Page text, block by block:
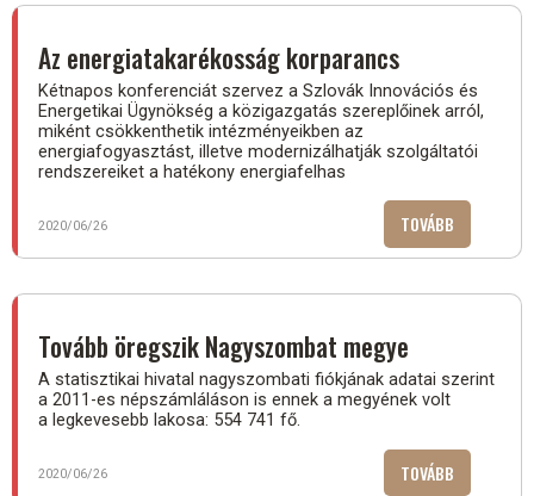
AZ
R2-
ES
Az energiatakarékosság korparancs
Kétnapos konferenciát szervez a Szlovák Innovációs és
Energetikai Ügynökség a közigazgatás szereplőinek arról,
miként csökkenthetik intézményeikben az
energiafogyasztást, illetve modernizálhatják szolgáltatói
rendszereiket a hatékony energiafelhas
2020/06/26 TOVÁBB
Tovább öregszik Nagyszombat megye
A statisztikai hivatal nagyszombati fiókjának adatai szerint
a 2011-es népszámláláson is ennek a megyének volt
a legkevesebb lakosa: 554 741 fő.
2020/06/26 TOVÁBB